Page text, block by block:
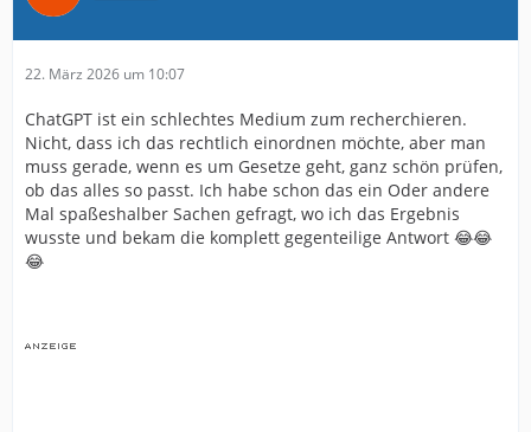
22. März 2026 um 10:07
ChatGPT ist ein schlechtes Medium zum recherchieren.
Nicht, dass ich das rechtlich einordnen möchte, aber man
muss gerade, wenn es um Gesetze geht, ganz schön prüfen,
ob das alles so passt. Ich habe schon das ein Oder andere
Mal spaßeshalber Sachen gefragt, wo ich das Ergebnis
wusste und bekam die komplett gegenteilige Antwort 😂😂
😂